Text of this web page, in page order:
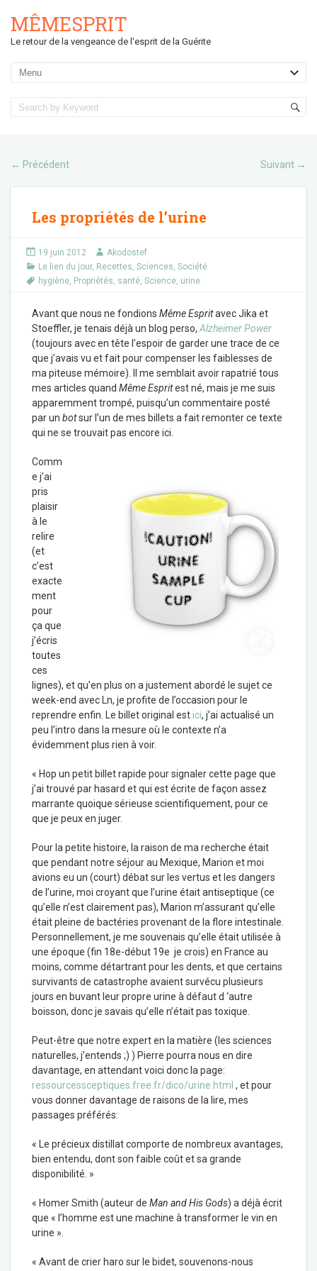
MÊMESPRIT
Le retour de la vengeance de l'esprit de la Guérite
← Précédent Suivant →
Les propriétés de l’urine
19 juin 2012
Akodostef
Le lien du jour, Recettes, Sciences, Société
hygiène, Propriétés, santé, Science, urine
Avant que nous ne fondions Même Espritavec Jika et
Stoeffler, je tenais déjà un blog perso, Alzheimer Power
(toujours avec en tête l’espoir de garder une trace de ce
que j’avais vu et fait pour compenser les faiblesses de
ma piteuse mémoire). Il me semblait avoir rapatrié tous
mes articles quand Même Espritest né, mais je me suis
apparemment trompé, puisqu’un commentaire posté
par un botsur l’un de mes billets a fait remonter ce texte
qui ne se trouvait pas encore ici.
Comm
e j’ai
pris
plaisir
à le
relire
(et
c’est
exacte
ment
pour
ça que
j’écris
toutes
ces
lignes), et qu’en plus on a justement abordé le sujet ce
week-end avec Ln, je profite de l’occasion pour le
reprendre enfin. Le billet original estici, j’ai actualisé un
peu l’intro dans la mesure où le contexte n’a
évidemment plus rien à voir.
« Hop un petit billet rapide pour signaler cette page que
j’ai trouvé par hasard et qui est écrite de façon assez
marrante quoique sérieuse scientifiquement, pour ce
que je peux en juger.
Pour la petite histoire, la raison de ma recherche était
que pendant notre séjour au Mexique, Marion et moi
avions eu un (court) débat sur les vertus et les dangers
de l’urine, moi croyant que l’urine était antiseptique (ce
qu’elle n’est clairement pas), Marion m’assurant qu’elle
était pleine de bactéries provenant de la flore intestinale.
Personnellement, je me souvenais qu’elle était utilisée à
une époque (fin 18e-début 19e je crois) en France au
moins, comme détartrant pour les dents, et que certains
survivants de catastrophe avaient survécu plusieurs
jours en buvant leur propre urine à défaut d ‘autre
boisson, donc je savais qu’elle n’était pas toxique.
Peut-être que notre expert en la matière (les sciences
naturelles, j’entends ;) ) Pierre pourra nous en dire
davantage, en attendant voici donc la page:
ressourcessceptiques.free.fr/dico/urine.html , et pour
vous donner davantage de raisons de la lire, mes
passages préférés:
« Le précieux distillat comporte de nombreux avantages,
bien entendu, dont son faible coût et sa grande
disponibilité. »
« Homer Smith (auteur de Man and His Gods) a déjà écrit
que « l’homme est une machine à transformer le vin en
urine ».
« Avant de crier haro sur le bidet, souvenons-nous